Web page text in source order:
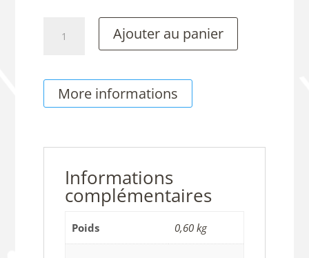
Guimauve
Ajouter au panier
More informations
Informations
complémentaires
Poids 0,60 kg